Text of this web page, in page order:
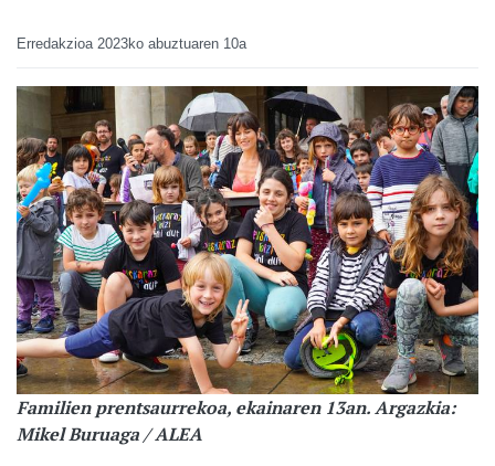
Erredakzioa 2023ko abuztuaren 10a
Familien prentsaurrekoa, ekainaren 13an. Argazkia:
Mikel Buruaga / ALEA